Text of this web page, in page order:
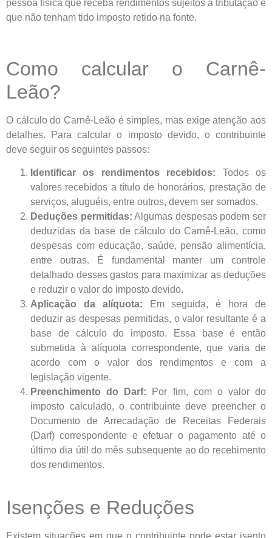
pessoa física que receba rendimentos sujeitos à tributação e
que não tenham tido imposto retido na fonte.
Como calcular o Carnê-
Leão?
O cálculo do Carnê-Leão é simples, mas exige atenção aos
detalhes. Para calcular o imposto devido, o contribuinte
deve seguir os seguintes passos:
Identificar os rendimentos recebidos: Todos os
valores recebidos a título de honorários, prestação de
serviços, aluguéis, entre outros, devem ser somados.
Deduções permitidas: Algumas despesas podem ser
deduzidas da base de cálculo do Carnê-Leão, como
despesas com educação, saúde, pensão alimentícia,
entre outras. É fundamental manter um controle
detalhado desses gastos para maximizar as deduções
e reduzir o valor do imposto devido.
Aplicação da alíquota: Em seguida, é hora de
deduzir as despesas permitidas, o valor resultante é a
base de cálculo do imposto. Essa base é então
submetida à alíquota correspondente, que varia de
acordo com o valor dos rendimentos e com a
legislação vigente.
Preenchimento do Darf: Por fim, com o valor do
imposto calculado, o contribuinte deve preencher o
Documento de Arrecadação de Receitas Federais
(Darf) correspondente e efetuar o pagamento até o
último dia útil do mês subsequente ao do recebimento
dos rendimentos.
Isenções e Reduções
Existem situações em que o contribuinte pode estar isento